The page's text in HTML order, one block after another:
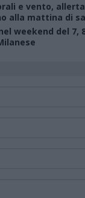
e vento,
alla mattina di
weekend del 7,